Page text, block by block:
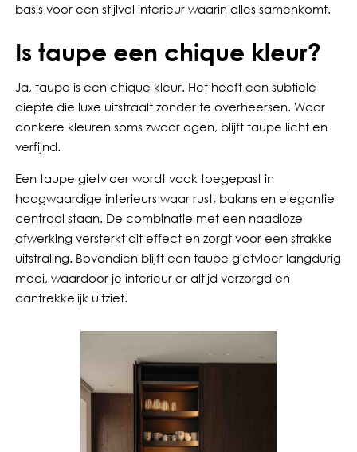
basis voor een stijlvol interieur waarin alles samenkomt.
Is taupe een chique kleur?
Ja, taupe is een chique kleur. Het heeft een subtiele
diepte die luxe uitstraalt zonder te overheersen. Waar
donkere kleuren soms zwaar ogen, blijft taupe licht en
verfijnd.
Een taupe gietvloer wordt vaak toegepast in
hoogwaardige interieurs waar rust, balans en elegantie
centraal staan. De combinatie met een naadloze
afwerking versterkt dit effect en zorgt voor een strakke
uitstraling. Bovendien blijft een taupe gietvloer langdurig
mooi, waardoor je interieur er altijd verzorgd en
aantrekkelijk uitziet.